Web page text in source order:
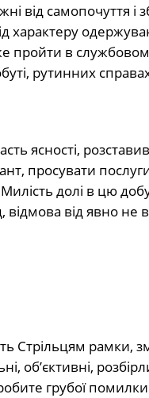
від самопочуття і
характеру
пройти в
рутинних
ясності,
просувати
долі в цю
від явно не
Стрільцям рамки,
об’єктивні,
грубої